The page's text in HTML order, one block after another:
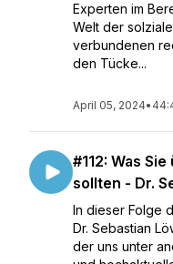
Experten im
Welt der
verbundenen
den Tücke...
April 05, 2024•
#112: Was
sollten - Dr.
In dieser Folge
Dr. Sebastian
der uns unter